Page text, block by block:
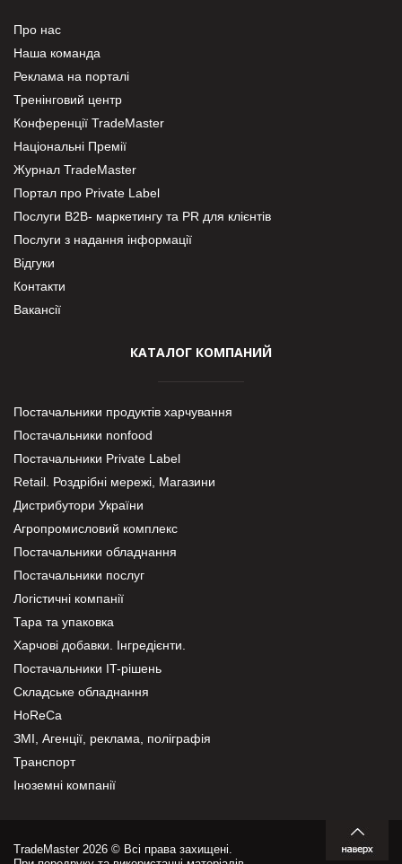
Про нас
Наша команда
Реклама на порталі
Тренінговий центр
Конференції TradeMaster
Національні Премії
Журнал TradeMaster
Портал про Private Label
Послуги В2В- маркетингу та PR для клієнтів
Послуги з надання інформації
Відгуки
Контакти
Вакансії
КАТАЛОГ КОМПАНИЙ
Постачальники продуктів харчування
Постачальники nonfood
Постачальники Private Label
Retail. Роздрібні мережі, Магазини
Дистрибутори України
Агропромисловий комплекс
Постачальники обладнання
Постачальники послуг
Логістичні компанії
Тара та упаковка
Харчові добавки. Інгредієнти.
Постачальники IT-рішень
Складське обладнання
HoReCa
ЗМІ, Агенції, реклама, поліграфія
Транспорт
Іноземні компанії
TradeMaster 2026 © Всі права захищені.